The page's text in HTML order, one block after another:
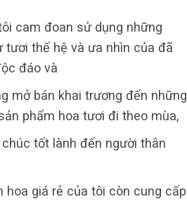
cam đoan sử dụng những
tươi thế hệ và ưa nhìn của đã
đáo và
mở bán khai trương đến những
phẩm hoa tươi đi theo mùa,
tốt lành đến người thân
hoa giá rẻ của tôi còn cung cấp